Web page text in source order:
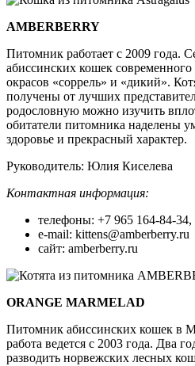
AMBERBERRY
Питомник работает с 2009 года.
абиссинских кошек современного
окрасов «соррель» и «дикий».
получены от лучших
родословную можно изучить
обитатели питомника наделены
здоровье и прекрасный характер.
Руководитель: Юлия Киселева
Контактная информация:
телефоны: +7 965 164-84-
e-mail: kittens@amberberry.ru
сайт: amberberry.ru
ORANGE MARMELAD
Питомник абиссинских кошек в
работа ведется с 2003 года. Два
разводить норвежских лесных